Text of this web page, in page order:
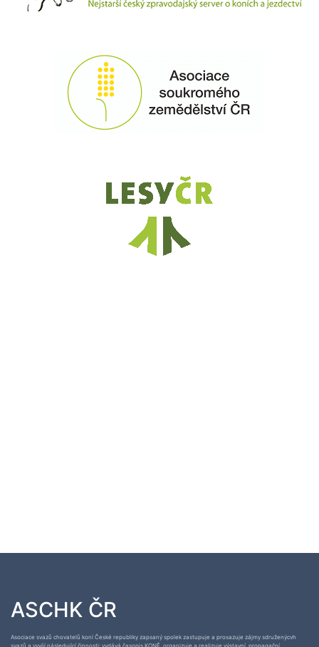
ASCHK ČR
Asociace svazů chovatelů koní České republiky zapsaný spolek zastupuje a prosazuje zájmy sdruženýcvh
svazů a vyvíjí následující činnosti: vydává časopis KONĚ, organizuje a realizuje výstavní, propagační,